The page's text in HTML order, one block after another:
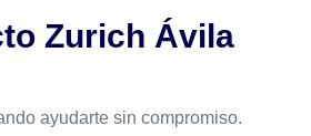
Zurich Ávila
ayudarte sin compromiso.